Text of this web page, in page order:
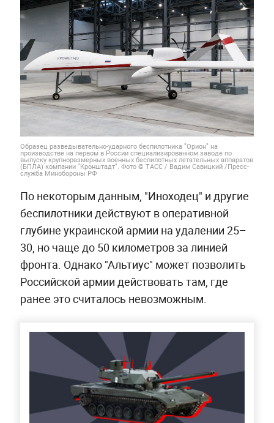
Образец разведывательно-ударного беспилотника "Орион" на
производстве на первом в России специализированном заводе по
выпуску крупноразмерных военных беспилотных летательных аппаратов
(БПЛА) компании "Кронштадт". Фото © ТАСС / Вадим Савицкий /Пресс-
служба Минобороны РФ
По некоторым данным, "Иноходец" и другие
беспилотники действуют в оперативной
глубине украинской армии на удалении 25–
30, но чаще до 50 километров за линией
фронта. Однако "Альтиус" может позволить
Российской армии действовать там, где
ранее это считалось невозможным.